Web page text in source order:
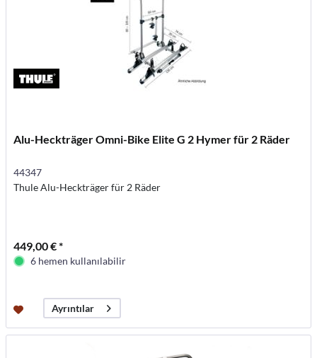
Alu-Heckträger Omni-Bike Elite G 2 Hymer für 2 Räder
44347
Thule Alu-Heckträger für 2 Räder
449,00 € *
6 hemen kullanılabilir
Ayrıntılar